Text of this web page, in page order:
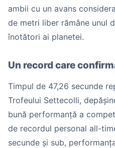
ambii cu un avans
de metri liber rămâne unul
înotători ai planetei.
Un record care
Timpul de 47,26 secunde
Trofeului Settecolli,
bună performanță a
de recordul personal all-
secunde și sub,